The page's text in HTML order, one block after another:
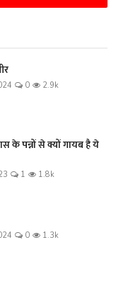
0 2.9k
के पन्नों से क्यों गायब है ये
1 1.8k
0 1.3k